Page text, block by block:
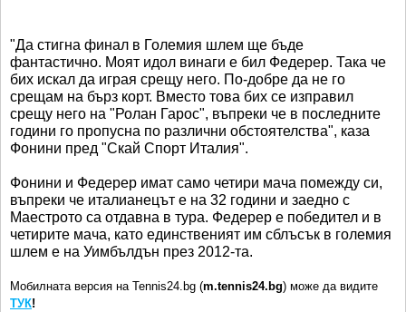
"Да стигна финал в Големия шлем ще бъде
фантастично. Моят идол винаги е бил Федерер. Така че
бих искал да играя срещу него. По-добре да не го
срещам на бърз корт. Вместо това бих се изправил
срещу него на "Ролан Гарос", въпреки че в последните
години го пропусна по различни обстоятелства", каза
Фонини пред "Скай Спорт Италия".
Фонини и Федерер имат само четири мача помежду си,
въпреки че италианецът е на 32 години и заедно с
Маестрото са отдавна в тура. Федерер е победител и в
четирите мача, като единственият им сблъсък в големия
шлем е на Уимбълдън през 2012-та.
Мобилната версия на Tennis24.bg (m.tennis24.bg) може да видите
ТУК!